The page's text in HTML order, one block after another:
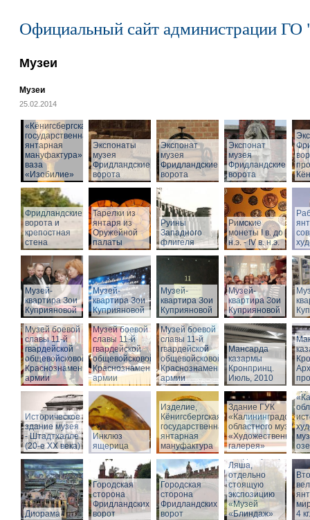
Официальный сайт администрации ГО
Музеи
Музеи
25.02.2014
«Кёнигсбергская
государственная
янтарная
мануфактура» -
ваза
«Изобилие»
Экспонаты
музея
Фридландские
ворота
Экспонат
музея
Фридландские
ворота
Экспонат
музея
Фридландские
ворота
Фридландские
ворота и
крепостная
стена
Тарелки из
янтаря из
Оружейной
палаты
Руины
Западного
флигеля
Римские
монеты I в. до
н.э. - IV в. н.э.
Музей-
квартира Зои
Куприяновой
Музей-
квартира Зои
Куприяновой
Музей-
квартира Зои
Куприяновой
Музей-
квартира Зои
Куприяновой
Музей боевой
славы 11-й
гвардейской
общевойсковой
Краснознаменной
армии
Музей боевой
славы 11-й
гвардейской
общевойсковой
Краснознаменной
армии
Музей боевой
славы 11-й
гвардейской
общевойсковой
Краснознаменной
армии
Мансарда
казармы
Кронпринц.
Июль, 2010
Историческое
здание музея
- Штадтхалле
(20-е XX века)
Инклюз
ящерица
Изделие,
Кёнигсбергская
государственная
янтарная
мануфактура
Здание ГУК
«Калининградского
областного музея
«Художественная
галерея»
Диорама
Городская
сторона
Фридландских
ворот
Городская
сторона
Фридландских
ворот
Вход в бункер
Ляша,
отдельно
стоящую
экспозицию
«Музей
«Блиндаж»
4